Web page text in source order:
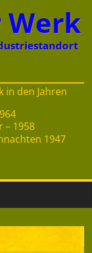
Werk
in den Jahren
– 1958
1947